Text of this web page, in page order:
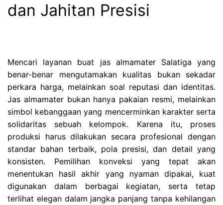
dan Jahitan Presisi
Mencari layanan buat jas almamater Salatiga yang
benar-benar mengutamakan kualitas bukan sekadar
perkara harga, melainkan soal reputasi dan identitas.
Jas almamater bukan hanya pakaian resmi, melainkan
simbol kebanggaan yang mencerminkan karakter serta
solidaritas sebuah kelompok. Karena itu, proses
produksi harus dilakukan secara profesional dengan
standar bahan terbaik, pola presisi, dan detail yang
konsisten. Pemilihan konveksi yang tepat akan
menentukan hasil akhir yang nyaman dipakai, kuat
digunakan dalam berbagai kegiatan, serta tetap
terlihat elegan dalam jangka panjang tanpa kehilangan